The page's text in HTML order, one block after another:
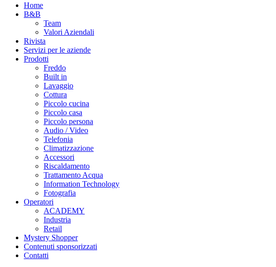
Home
B&B
Team
Valori Aziendali
Rivista
Servizi per le aziende
Prodotti
Freddo
Built in
Lavaggio
Cottura
Piccolo cucina
Piccolo casa
Piccolo persona
Audio / Video
Telefonia
Climatizzazione
Accessori
Riscaldamento
Trattamento Acqua
Information Technology
Fotografia
Operatori
ACADEMY
Industria
Retail
Mystery Shopper
Contenuti sponsorizzati
Contatti